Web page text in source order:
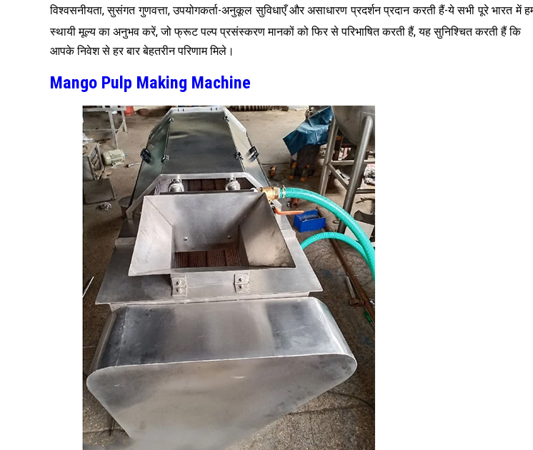
विश्वसनीयता, सुसंगत गुणवत्ता, उपयोगकर्ता-अनुकूल सुविधाएँ और असाधारण प्रदर्शन प्रदान करती हैं-ये सभी पूरे भारत में
स्थायी मूल्य का अनुभव करें, जो फ्रूट पल्प प्रसंस्करण मानकों को फिर से परिभाषित करती हैं, यह सुनिश्चित करती हैं कि
आपके निवेश से हर बार बेहतरीन परिणाम मिले।
Mango Pulp Making Machine